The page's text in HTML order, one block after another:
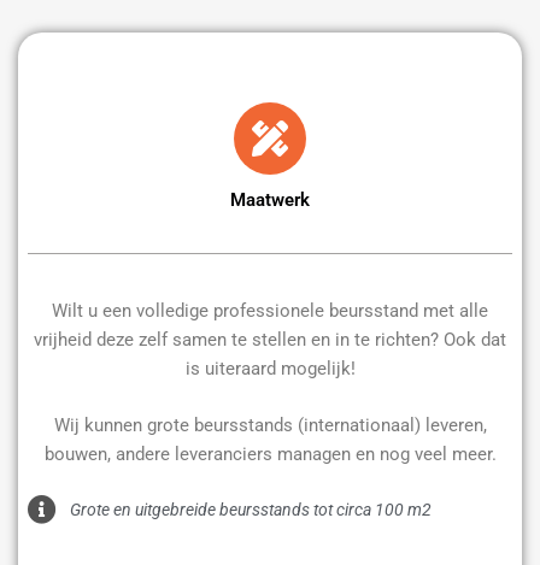
Maatwerk
Wilt u een volledige professionele beursstand met alle
vrijheid deze zelf samen te stellen en in te richten? Ook dat
is uiteraard mogelijk!
Wij kunnen grote beursstands (internationaal) leveren,
bouwen, andere leveranciers managen en nog veel meer.
Grote en uitgebreide beursstands tot circa 100 m2